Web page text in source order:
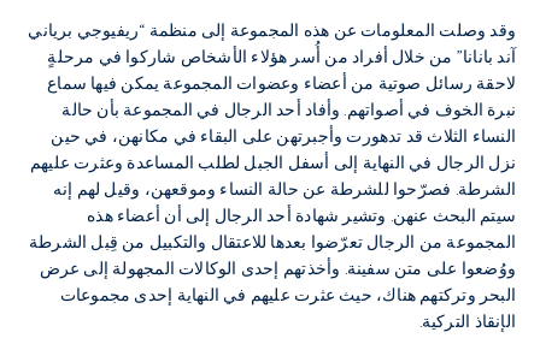
وقد وصلت المعلومات عن هذه المجموعة إلى منظمة “ريفيوجي برياني
آند بانانا” من خلال أفراد من أُسر هؤلاء الأشخاص شاركوا في مرحلةٍ
لاحقة رسائل صوتية من أعضاء وعضوات المجموعة يمكن فيها سماع
نبرة الخوف في أصواتهم. وأفاد أحد الرجال في المجموعة بأن حالة
النساء الثلاث قد تدهورت وأجبرتهن على البقاء في مكانهن، في حين
نزل الرجال في النهاية إلى أسفل الجبل لطلب المساعدة وعثرت عليهم
الشرطة. فصرّحوا للشرطة عن حالة النساء وموقعهن، وقيل لهم إنه
سيتم البحث عنهن. وتشير شهادة أحد الرجال إلى أن أعضاء هذه
المجموعة من الرجال تعرّضوا بعدها للاعتقال والتكبيل من قِبل الشرطة
ووُضعوا على متن سفينة. وأخذتهم إحدى الوكالات المجهولة إلى عرض
البحر وتركتهم هناك، حيث عثرت عليهم في النهاية إحدى مجموعات
الإنقاذ التركية.